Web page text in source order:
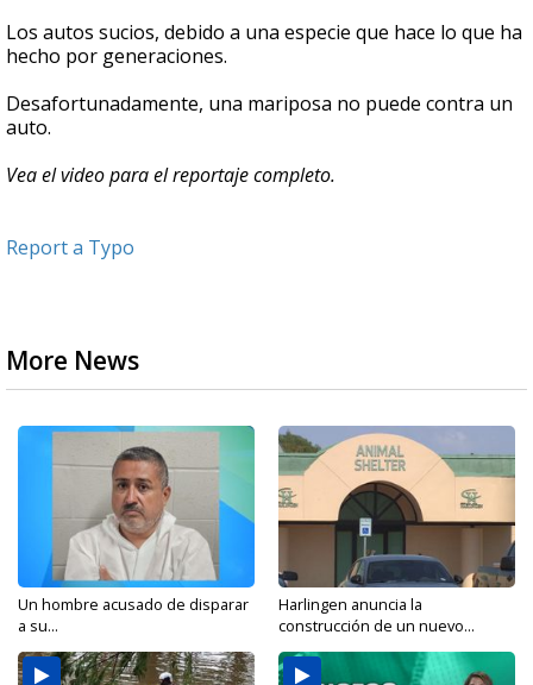
Los autos sucios, debido a una especie que hace lo que ha
hecho por generaciones.
Desafortunadamente, una mariposa no puede contra un
auto.
Vea el video para el reportaje completo.
Report a Typo
More News
Un hombre acusado de disparar
a su...
Harlingen anuncia la
construcción de un nuevo...